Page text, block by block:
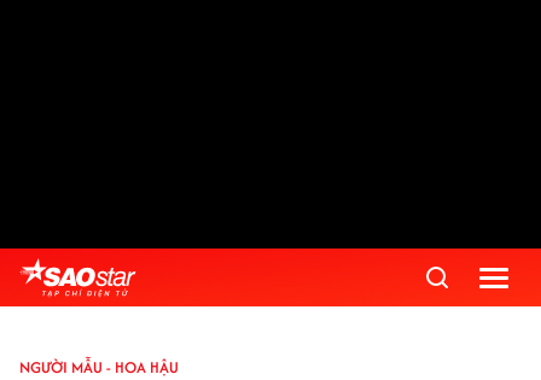
NGƯỜI MẪU - HOA HẬU